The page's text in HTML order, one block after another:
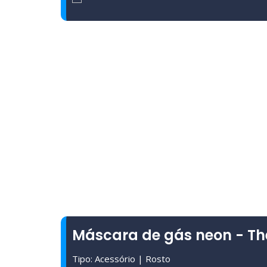
Máscara de gás neon -
Tipo: Acessório | Rosto